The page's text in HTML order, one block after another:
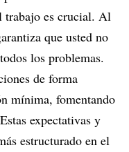
trabajo es crucial. Al
que usted no
los problemas.
de forma
mínima, fomentando
expectativas y
estructurado en el